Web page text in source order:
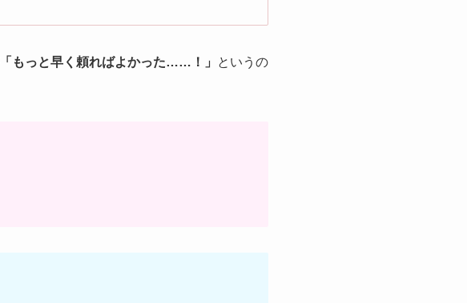
「もっと早く頼ればよかった……！」
というの